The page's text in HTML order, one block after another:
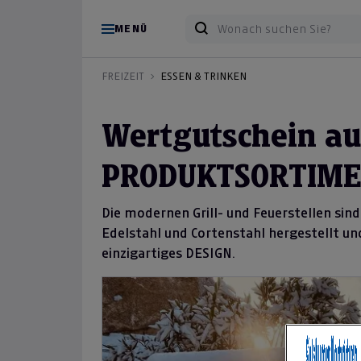
MENÜ
FREIZEIT
ESSEN & TRINKEN
Wertgutschein auf
Die modernen Grill- und Feuerstellen
Edelstahl und Cortenstahl hergestellt
einzigartiges DESIGN.